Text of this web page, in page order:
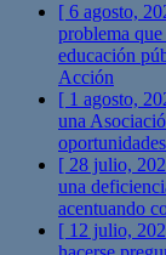
[ 6 agosto,
problema
educación
Acción
[ 1 agosto,
una
[ 28 julio,
una
acentuando
[ 12 julio,